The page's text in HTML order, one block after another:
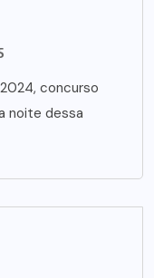
concurso
noite dessa